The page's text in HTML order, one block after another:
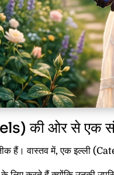
की ओर से एक
हैं। वास्तव में, एक इल्ली